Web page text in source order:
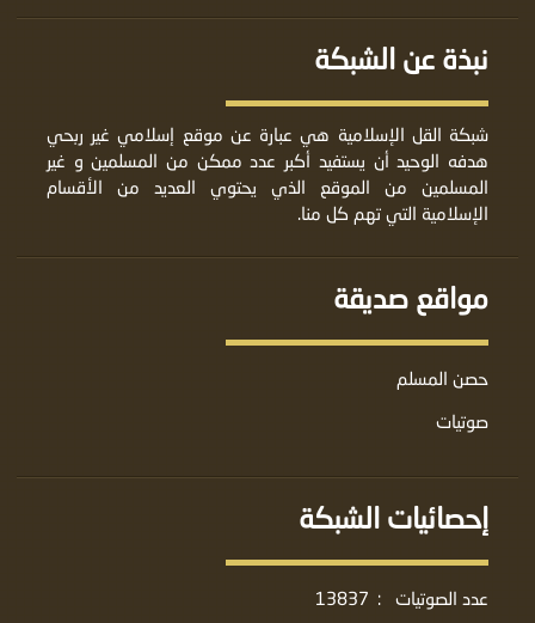
نبذة عن الشبكة
شبكة القل الإسلامية هي عبارة عن موقع إسلامي غير ربحي
هدفه الوحيد أن يستفيد أكبر عدد ممكن من المسلمين و غير
المسلمين من الموقع الذي يحتوي العديد من الأقسام
الإسلامية التي تهم كل منا.
مواقع صديقة
حصن المسلم
صوتيات
إحصائيات الشبكة
عدد الصوتيات :
13837